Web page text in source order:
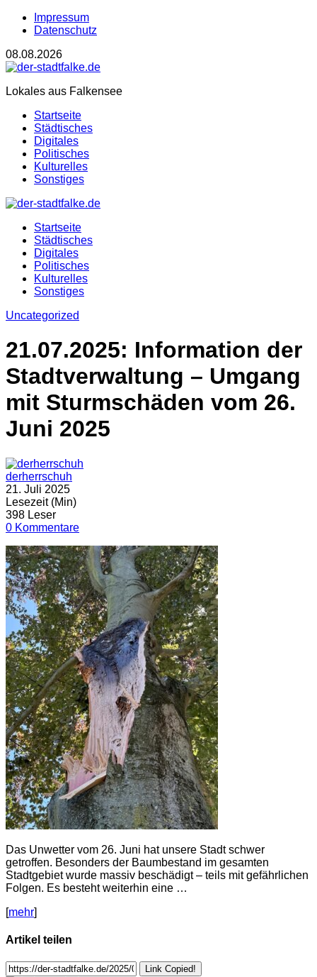
Impressum
Datenschutz
08.08.2026
Lokales aus Falkensee
Startseite
Städtisches
Digitales
Politisches
Kulturelles
Sonstiges
Startseite
Städtisches
Digitales
Politisches
Kulturelles
Sonstiges
Uncategorized
21.07.2025: Information der
Stadtverwaltung – Umgang
mit Sturmschäden vom 26.
Juni 2025
derherrschuh
21. Juli 2025
Lesezeit (Min)
398 Leser
0 Kommentare
Das Unwetter vom 26. Juni hat unsere Stadt schwer
getroffen. Besonders der Baumbestand im gesamten
Stadtgebiet wurde massiv beschädigt – teils mit gefährlichen
Folgen. Es besteht weiterhin eine …
[mehr]
Artikel teilen
Link Copied!